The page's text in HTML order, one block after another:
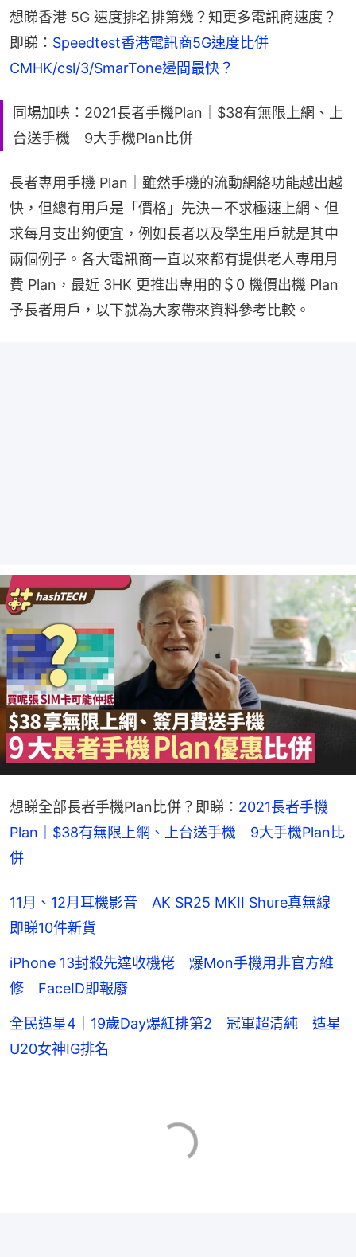
想睇香港 5G 速度排名排第幾？知更多電訊商速度？
即睇： Speedtest香港電訊商5G速度比併
CMHK/csl/3/SmarTone邊間最快？
同場加映：2021長者手機Plan｜$38有無限上網、上
台送手機 9大手機Plan比併
長者專用手機 Plan｜雖然手機的流動網絡功能越出越
快，但總有用戶是「價格」先決－不求極速上網、但
求每月支出夠便宜，例如長者以及學生用戶就是其中
兩個例子。各大電訊商一直以來都有提供老人專用月
費 Plan，最近 3HK 更推出專用的＄0 機價出機 Plan
予長者用戶，以下就為大家帶來資料參考比較。
想睇全部長者手機Plan比併？即睇： 2021長者手機
Plan｜$38有無限上網、上台送手機　9大手機Plan比
併
11月、12月耳機影音 AK SR25 MKII Shure真無線
即睇10件新貨
iPhone 13封殺先達收機佬 爆Mon手機用非官方維
修 FaceID即報廢
全民造星4｜19歲Day爆紅排第2 冠軍超清純 造星
U20女神IG排名